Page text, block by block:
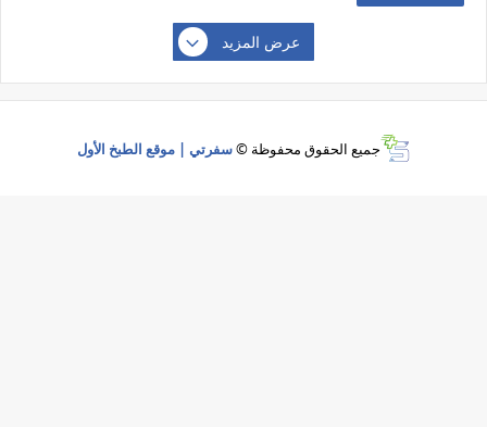
عرض المزيد
جميع الحقوق محفوظة ©سفرتي | موقع الطبخ الأول